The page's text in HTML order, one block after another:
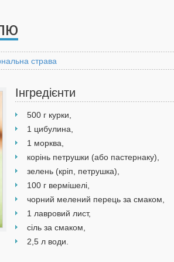
страва
Інгредієнти
500 г курки,
1 цибулина,
1 морква,
корінь петрушки (або пастернаку),
зелень (кріп, петрушка),
100 г вермішелі,
чорний мелений перець за смаком,
1 лавровий лист,
сіль за смаком,
2,5 л води.